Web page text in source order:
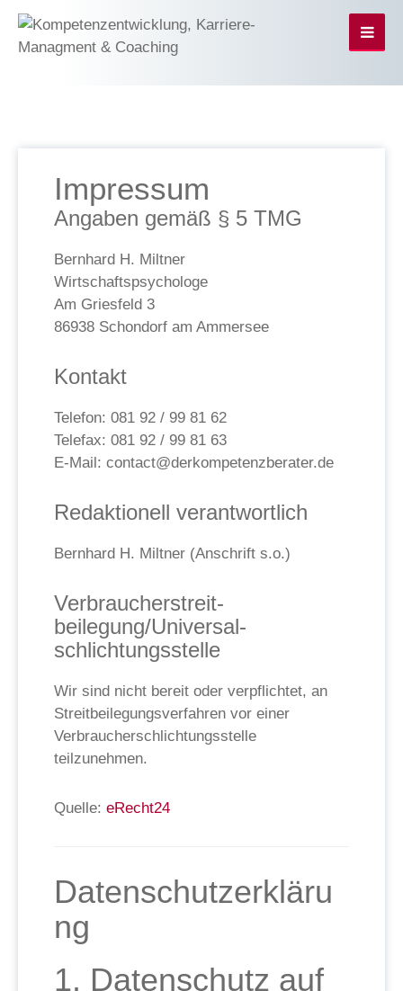
Impressum
Angaben gemäß § 5 TMG
Bernhard H. Miltner
Wirtschaftspsychologe
Am Griesfeld 3
86938 Schondorf am Ammersee
Kontakt
Telefon: 081 92 / 99 81 62
Telefax: 081 92 / 99 81 63
E-Mail: contact@derkompetenzberater.de
Redaktionell verantwortlich
Bernhard H. Miltner (Anschrift s.o.)
Verbraucher­streit­
beilegung/Universal­
schlichtungs­stelle
Wir sind nicht bereit oder verpflichtet, an
Streitbeilegungsverfahren vor einer
Verbraucherschlichtungsstelle
teilzunehmen.
Quelle: eRecht24
Datenschutzerkläru
ng
1. Datenschutz auf